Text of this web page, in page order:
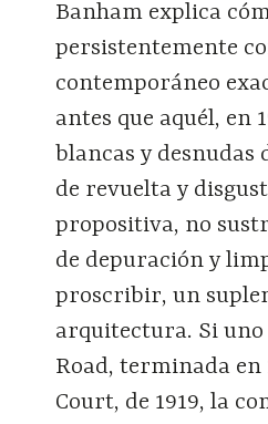
Banham explica
persistentemente
contemporáneo
antes que aquél, en
blancas y
de revuelta y
propositiva, no
de depuración y
proscribir, un
arquitectura. Si uno
Road, terminada en
Court, de 1919, la